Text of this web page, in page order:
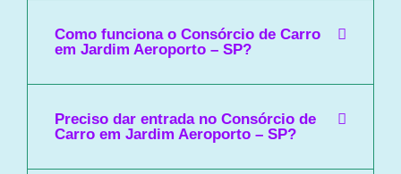
Como funciona o Consórcio de Carro
em Jardim Aeroporto – SP?
Preciso dar entrada no Consórcio de
Carro em Jardim Aeroporto – SP?